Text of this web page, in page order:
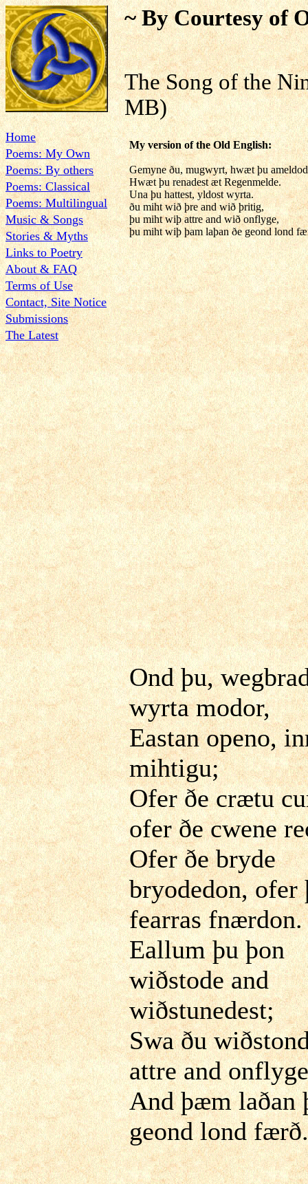
Home
Poems: My Own
Poems: By others
Poems: Classical
Poems: Multilingual
Music & Songs
Stories & Myths
Links to Poetry
About & FAQ
Terms of Use
Contact, Site Notice
Submissions
The Latest
~ By Courtesy of
The Song of the
MB)
My version of the Old English:
Gemyne ðu, mugwyrt, hwæt þu
Hwæt þu renadest æt Regenmelde.
Una þu hattest, yldost wyrta.
ðu miht wið þre and wið þritig,
þu miht wiþ attre and wið onflyge,
þu miht wiþ þam laþan ðe geond lond
Ond þu,
wyrta modor,
Eastan openo,
mihtigu;
Ofer ðe crætu
ofer ðe cwene
Ofer ðe bryde
bryodedon, ofer
fearras fnærdon.
Eallum þu þon
wiðstode and
wiðstunedest;
Swa ðu
attre and onflyge
And þæm laðan
geond lond færð.